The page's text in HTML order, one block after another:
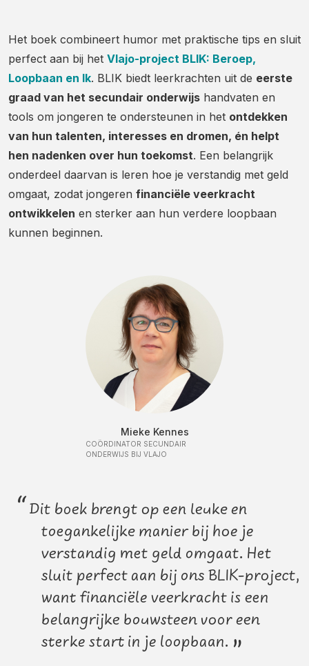
Het boek combineert humor met praktische tips en sluit
perfect aan bij het Vlajo-project BLIK: Beroep,
Loopbaan en Ik. BLIK biedt leerkrachten uit de eerste
graad van het secundair onderwijs handvaten en
tools om jongeren te ondersteunen in het ontdekken
van hun talenten, interesses en dromen, én helpt
hen nadenken over hun toekomst. Een belangrijk
onderdeel daarvan is leren hoe je verstandig met geld
omgaat, zodat jongeren financiële veerkracht
ontwikkelen en sterker aan hun verdere loopbaan
kunnen beginnen.
Mieke Kennes
COÖRDINATOR SECUNDAIR
ONDERWIJS BIJ VLAJO
“Dit boek brengt op een leuke en
toegankelijke manier bij hoe je
verstandig met geld omgaat. Het
sluit perfect aan bij ons BLIK-project,
want financiële veerkracht is een
belangrijke bouwsteen voor een
sterke start in je loopbaan. ”